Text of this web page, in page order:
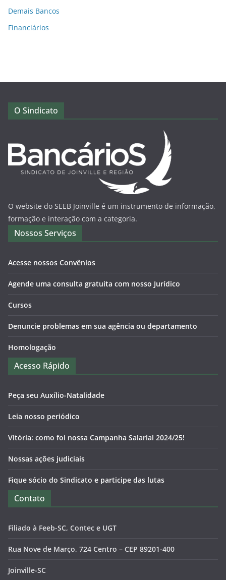
Demais Bancos
Financiários
O Sindicato
O website do SEEB Joinville é um instrumento de informação,
formação e interação com a categoria.
Nossos Serviços
Acesse nossos Convênios
Agende uma consulta gratuita com nosso Jurídico
Cursos
Denuncie problemas em sua agência ou departamento
Homologação
Acesso Rápido
Peça seu Auxílio-Natalidade
Leia nosso periódico
Vitória: como foi nossa Campanha Salarial 2024/25!
Nossas ações judiciais
Fique sócio do Sindicato e participe das lutas
Contato
Filiado à Feeb-SC, Contec e UGT
Rua Nove de Março, 724 Centro – CEP 89201-400
Joinville-SC